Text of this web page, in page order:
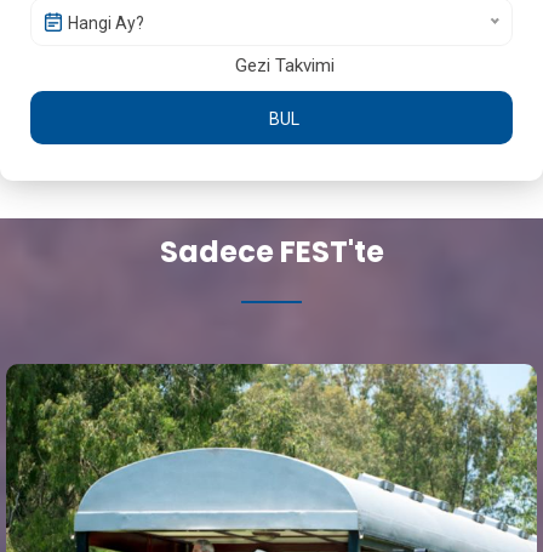
Hangi Ay?
Gezi Takvimi
BUL
Sadece FEST'te